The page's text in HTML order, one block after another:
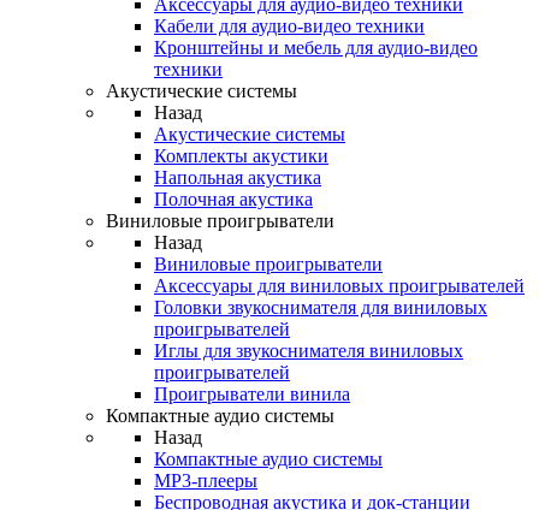
Аксессуары для аудио-видео техники
Кабели для аудио-видео техники
Кронштейны и мебель для аудио-видео
техники
Акустические системы
Назад
Акустические системы
Комплекты акустики
Напольная акустика
Полочная акустика
Виниловые проигрыватели
Назад
Виниловые проигрыватели
Аксессуары для виниловых проигрывателей
Головки звукоснимателя для виниловых
проигрывателей
Иглы для звукоснимателя виниловых
проигрывателей
Проигрыватели винила
Компактные аудио системы
Назад
Компактные аудио системы
MP3-плееры
Беспроводная акустика и док-станции